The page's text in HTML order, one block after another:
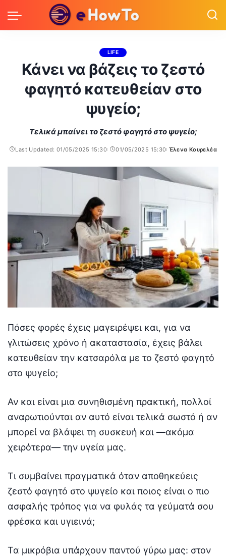
LIFE
Κάνει να βάζεις το ζεστό
φαγητό κατευθείαν στο
ψυγείο;
Τελικά μπαίνει το ζεστό φαγητό στο ψυγείο;
Last Updated: 01/05/2025 15:30 01/05/2025 15:30
Posted
Έλενα Κουρελέα
Πόσες φορές έχεις μαγειρέψει και, για να
γλιτώσεις χρόνο ή ακαταστασία, έχεις βάλει
κατευθείαν την κατσαρόλα με το ζεστό φαγητό
στο ψυγείο;
Αν και είναι μια συνηθισμένη πρακτική, πολλοί
αναρωτιούνται αν αυτό είναι τελικά σωστό ή αν
μπορεί να βλάψει τη συσκευή και —ακόμα
χειρότερα— την υγεία μας.
Τι συμβαίνει πραγματικά όταν αποθηκεύεις
ζεστό φαγητό στο ψυγείο και ποιος είναι ο πιο
ασφαλής τρόπος για να φυλάς τα γεύματά σου
φρέσκα και υγιεινά;
Τα μικρόβια υπάρχουν παντού γύρω μας: στον